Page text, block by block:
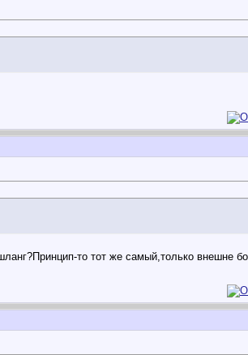
то тот же самый,только внешне